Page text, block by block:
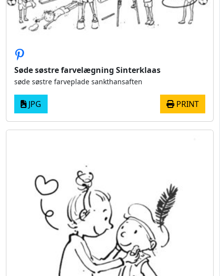
Søde søstre farvelægning Sinterklaas
søde søstre farveplade sankthansaften
JPG PRINT